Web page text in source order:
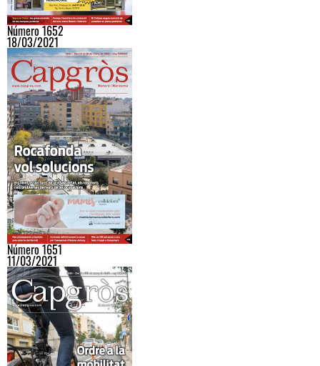
Número 1652
18/03/2021
Número 1651
11/03/2021